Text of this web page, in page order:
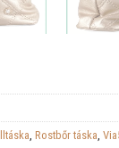
Rostbőr táska